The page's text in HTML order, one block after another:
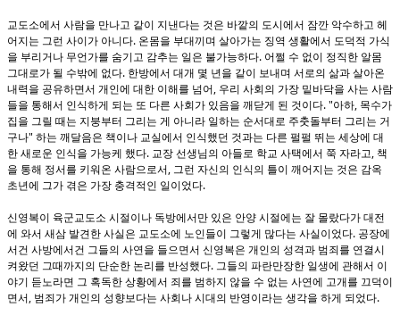
교도소에서 사람을 만나고 같이 지낸다는 것은 바깥의 도시에서 잠깐 악수하고 헤
어지는 그런 사이가 아니다. 온몸을 부대끼며 살아가는 징역 생활에서 도덕적 가식
을 부리거나 무언가를 숨기고 감추는 일은 불가능하다. 어쩔 수 없이 정직한 알몸
그대로가 될 수밖에 없다. 한방에서 대개 몇 년을 같이 보내며 서로의 삶과 살아온
내력을 공유하면서 개인에 대한 이해를 넘어 , 우리 사회의 가장 밑바닥을 사는 사람
들을 통해서 인식하게 되는 또 다른 사회가 있음을 깨닫게 된 것이다. "아하, 목수가
집을 그릴 때는 지붕부터 그리는 게 아니라 일하는 순서대로 주춧돌부터 그리는 거
구나" 하는 깨달음은 책이나 교실에서 인식했던 것과는 다른 펄펄 뛰는 세상에 대
한 새로운 인식을 가능케 했다. 교장 선생님의 아들로 학교 사택에서 쭉 자라고, 책
을 통해 정서를 키워온 사람으로서 , 그런 자신의 인식의 틀이 깨어지는 것은 감옥
초년에 그가 겪은 가장 충격적인 일이었다.
신영복이 육군교도소 시절이나 독방에서만 있은 안양 시절에는 잘 몰랐다가 대전
에 와서 새삼 발견한 사실은 교도소에 노인들이 그렇게 많다는 사실이었다. 공장에
서건 사방에서건 그들의 사연을 들으면서 신영복은 개인의 성격과 범죄를 연결시
켜왔던 그때까지의 단순한 논리를 반성했다. 그들의 파란만장한 일생에 관해서 이
야기 듣노라면 그 혹독한 상황에서 죄를 범하지 않을 수 없는 사연에 고개를 끄덕이
면서 , 범죄가 개인의 성향보다는 사회나 시대의 반영이라는 생각을 하게 되었다.